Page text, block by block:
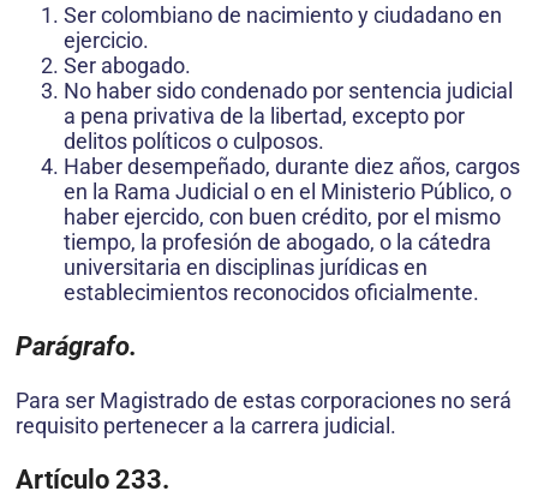
Ser colombiano de nacimiento y ciudadano en
ejercicio.
Ser abogado.
No haber sido condenado por sentencia judicial
a pena privativa de la libertad, excepto por
delitos políticos o culposos.
Haber desempeñado, durante diez años, cargos
en la Rama Judicial o en el Ministerio Público, o
haber ejercido, con buen crédito, por el mismo
tiempo, la profesión de abogado, o la cátedra
universitaria en disciplinas jurídicas en
establecimientos reconocidos oficialmente.
Parágrafo.
Para ser Magistrado de estas corporaciones no será
requisito pertenecer a la carrera judicial.
Artículo 233.